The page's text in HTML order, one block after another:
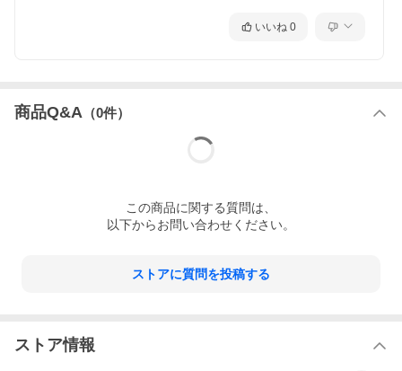
いいね 0
商品Q&A （0件）
この商品に関する質問は、
以下からお問い合わせください。
ストアに質問を投稿する
ストア情報